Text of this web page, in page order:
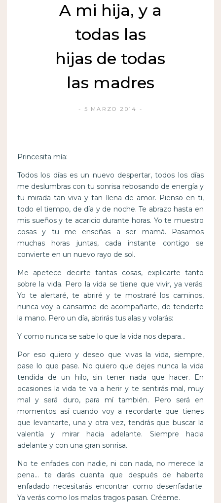
A mi hija, y a
todas las
hijas de todas
las madres
5 MARZO 2014
Princesita mía:
Todos los días es un nuevo despertar, todos los días
me deslumbras con tu sonrisa rebosando de energía y
tu mirada tan viva y tan llena de amor. Pienso en ti,
todo el tiempo, de día y de noche. Te abrazo hasta en
mis sueños y te acaricio durante horas. Yo te muestro
cosas y tu me enseñas a ser mamá. Pasamos
muchas horas juntas, cada instante contigo se
convierte en un nuevo rayo de sol.
Me apetece decirte tantas cosas, explicarte tanto
sobre la vida. Pero la vida se tiene que vivir, ya verás.
Yo te alertaré, te abriré y te mostraré los caminos,
nunca voy a cansarme de acompañarte, de tenderte
la mano. Pero un día, abrirás tus alas y volarás:
Y como nunca se sabe lo que la vida nos depara…
Por eso quiero y deseo que vivas la vida, siempre,
pase lo que pase. No quiero que dejes nunca la vida
tendida de un hilo, sin tener nada que hacer. En
ocasiones la vida te va a herir y te sentirás mal, muy
mal y será duro, para mí también. Pero será en
momentos así cuando voy a recordarte que tienes
que levantarte, una y otra vez, tendrás que buscar la
valentía y mirar hacia adelante. Siempre hacia
adelante y con una gran sonrisa.
No te enfades con nadie, ni con nada, no merece la
pena… te darás cuenta que después de haberte
enfadado necesitarás encontrar como desenfadarte.
Ya verás como los malos tragos pasan. Créeme.